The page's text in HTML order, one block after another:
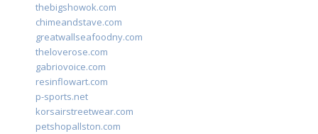
thebigshowok.com
chimeandstave.com
greatwallseafoodny.com
theloverose.com
gabriovoice.com
resinflowart.com
p-sports.net
korsairstreetwear.com
petshopallston.com